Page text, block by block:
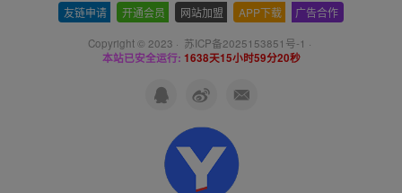
友链申请 开通会员 网站加盟 APP下载 广告合作
Copyright © 2023 · 苏ICP备2025153851号-1 ·
本站已安全运行: 1638天15小时59分21秒